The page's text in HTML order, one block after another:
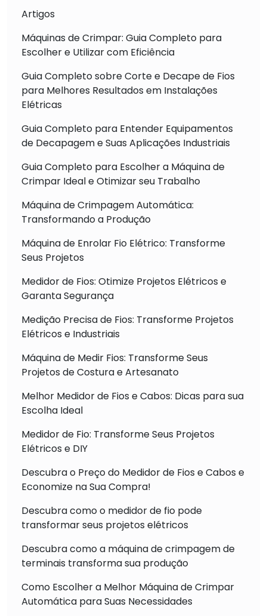
Artigos
Máquinas de Crimpar: Guia Completo para
Escolher e Utilizar com Eficiência
Guia Completo sobre Corte e Decape de Fios
para Melhores Resultados em Instalações
Elétricas
Guia Completo para Entender Equipamentos
de Decapagem e Suas Aplicações Industriais
Guia Completo para Escolher a Máquina de
Crimpar Ideal e Otimizar seu Trabalho
Máquina de Crimpagem Automática:
Transformando a Produção
Máquina de Enrolar Fio Elétrico: Transforme
Seus Projetos
Medidor de Fios: Otimize Projetos Elétricos e
Garanta Segurança
Medição Precisa de Fios: Transforme Projetos
Elétricos e Industriais
Máquina de Medir Fios: Transforme Seus
Projetos de Costura e Artesanato
Melhor Medidor de Fios e Cabos: Dicas para sua
Escolha Ideal
Medidor de Fio: Transforme Seus Projetos
Elétricos e DIY
Descubra o Preço do Medidor de Fios e Cabos e
Economize na Sua Compra!
Descubra como o medidor de fio pode
transformar seus projetos elétricos
Descubra como a máquina de crimpagem de
terminais transforma sua produção
Como Escolher a Melhor Máquina de Crimpar
Automática para Suas Necessidades